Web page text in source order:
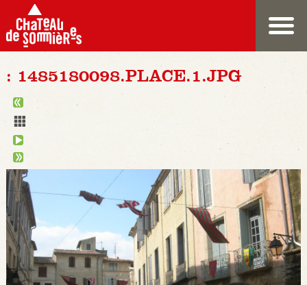
: 1485180098.PLACE.1.JPG